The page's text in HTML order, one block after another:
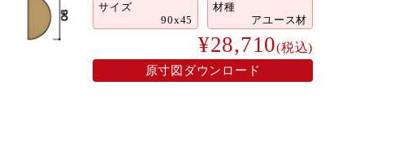
サイズ
90x45
材種
アユース材
¥28,710(税込)
原寸図ダウンロード